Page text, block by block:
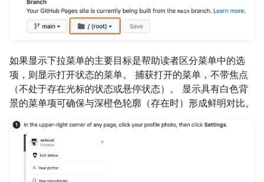
如果显示下拉菜单的主要目标是帮助读者区分菜单中的选
项，则显示打开状态的菜单。 捕获打开的菜单，不带焦点
（不处于存在光标的状态或悬停状态）。 显示具有白色背
景的菜单项可确保与深橙色轮廓（存在时）形成鲜明对比。